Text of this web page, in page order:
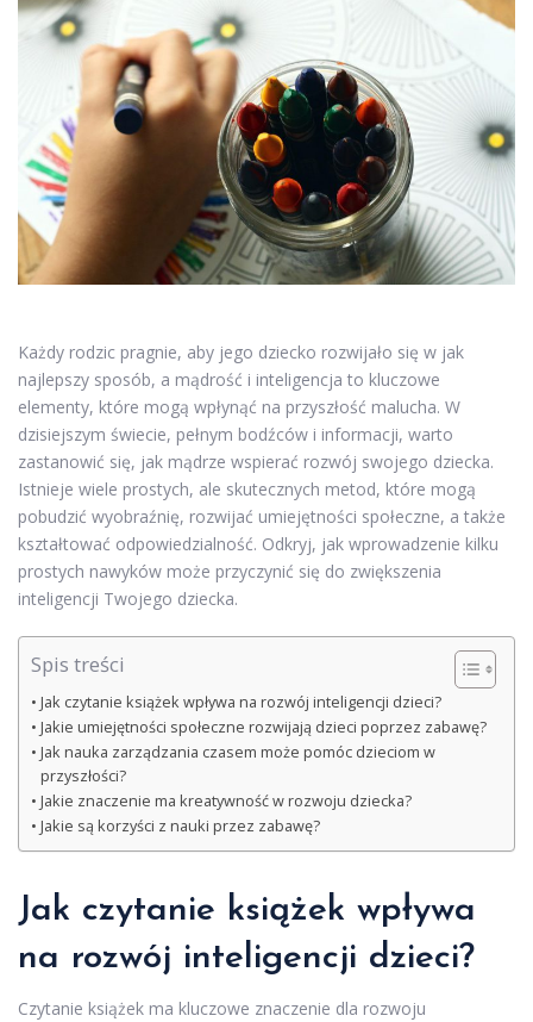
Każdy rodzic pragnie, aby jego dziecko rozwijało się w jak
najlepszy sposób, a mądrość i inteligencja to kluczowe
elementy, które mogą wpłynąć na przyszłość malucha. W
dzisiejszym świecie, pełnym bodźców i informacji, warto
zastanowić się, jak mądrze wspierać rozwój swojego dziecka.
Istnieje wiele prostych, ale skutecznych metod, które mogą
pobudzić wyobraźnię, rozwijać umiejętności społeczne, a także
kształtować odpowiedzialność. Odkryj, jak wprowadzenie kilku
prostych nawyków może przyczynić się do zwiększenia
inteligencji Twojego dziecka.
Spis treści
Jak czytanie książek wpływa na rozwój inteligencji dzieci?
Jakie umiejętności społeczne rozwijają dzieci poprzez zabawę?
Jak nauka zarządzania czasem może pomóc dzieciom w
przyszłości?
Jakie znaczenie ma kreatywność w rozwoju dziecka?
Jakie są korzyści z nauki przez zabawę?
Jak czytanie książek wpływa
na rozwój inteligencji dzieci?
Czytanie książek ma kluczowe znaczenie dla rozwoju